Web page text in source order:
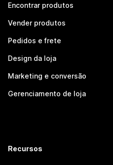
Encontrar produtos
Vender produtos
Pedidos e frete
Design da loja
Marketing e conversão
Gerenciamento de loja
Recursos